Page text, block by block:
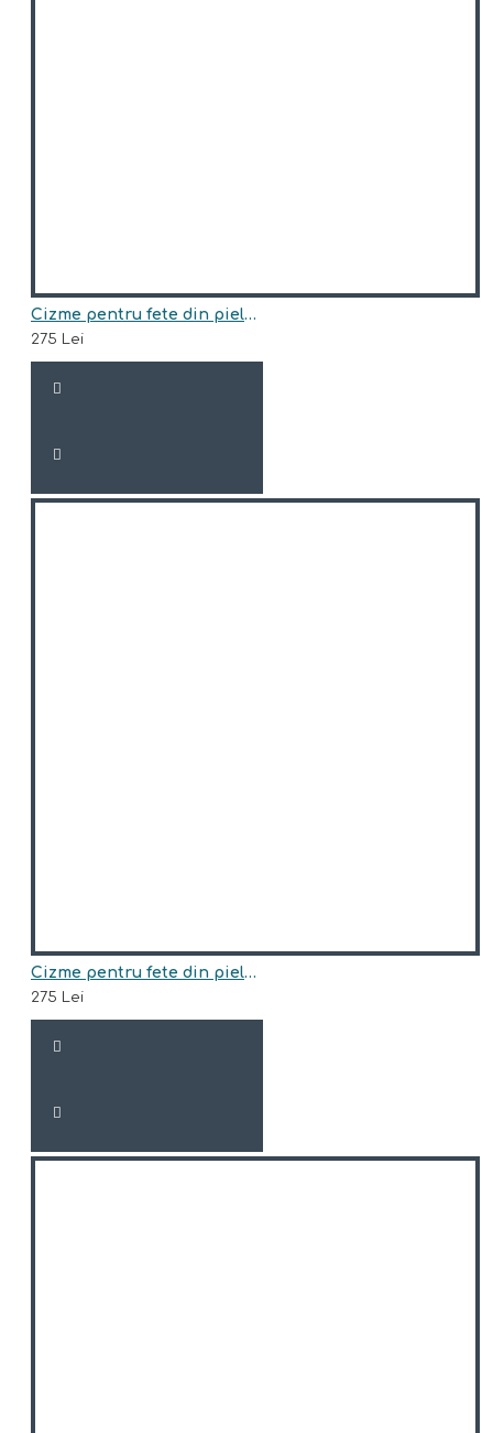
Cizme pentru fete din piele naturala model CLARICE
275 Lei
Cizme pentru fete din piele naturala model EVELYN
275 Lei